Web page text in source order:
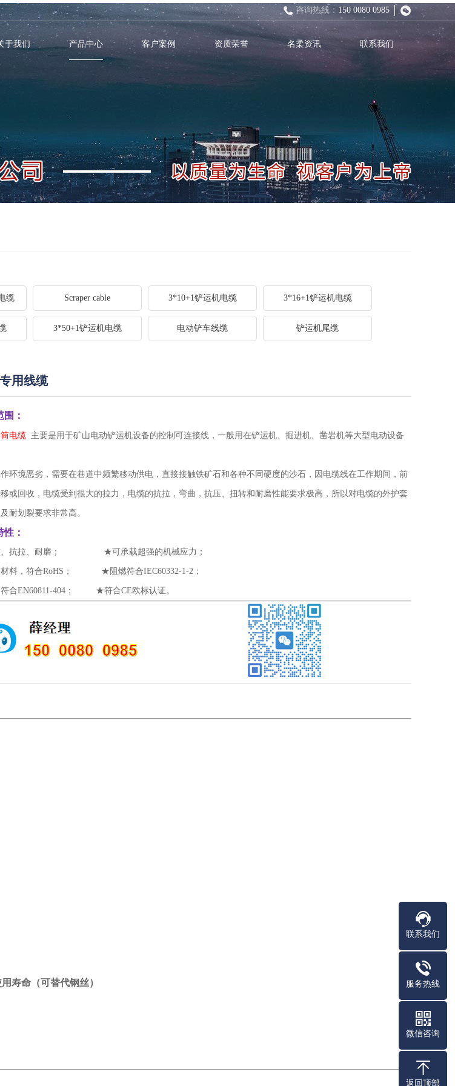
咨询热线： 150 0080 0985
于我们 产品中心 客户案例 资质荣誉 名柔资讯 联系我们
缆 Scraper cable 3*10+1铲运机电缆 3*16+1铲运机电缆
3*50+1铲运机电缆 电动铲车线缆 铲运机尾缆
用线缆
围：
电缆 主要是用于矿山电动铲运机设备的控制可连接线，一般用在铲运机、掘进机、凿岩机等大型电动设备
环境恶劣，需要在巷道中频繁移动供电，直接接触铁矿石和各种不同硬度的沙石，因 电缆线在工作期间，前
或回收，电缆受到很大的拉力，电缆的抗拉，弯曲，抗压、扭转和耐磨性能要求极高， 所以对电缆的外护套
耐划裂要求非常高。
性：
、抗拉、耐磨； ★可承载超强的机械应力；
料，符合RoHS； ★阻燃符合IEC60332-1-2；
合EN60811-404； ★符合CE欧标认证。
命（可替代钢丝）
联系我们
服务热线
微信咨询
返回顶部